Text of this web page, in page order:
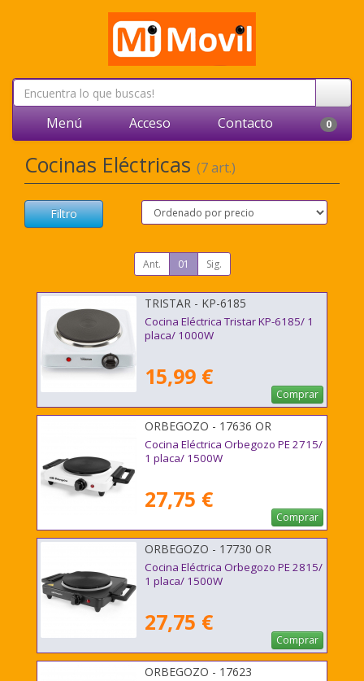
Menú Acceso Contacto 0
Cocinas Eléctricas (7 art.)
Filtro
Ant. 01 Sig.
TRISTAR - KP-6185
Cocina Eléctrica Tristar KP-6185/ 1
placa/ 1000W
15,99 €
Comprar
ORBEGOZO - 17636 OR
Cocina Eléctrica Orbegozo PE 2715/
1 placa/ 1500W
27,75 €
Comprar
ORBEGOZO - 17730 OR
Cocina Eléctrica Orbegozo PE 2815/
1 placa/ 1500W
27,75 €
Comprar
ORBEGOZO - 17623